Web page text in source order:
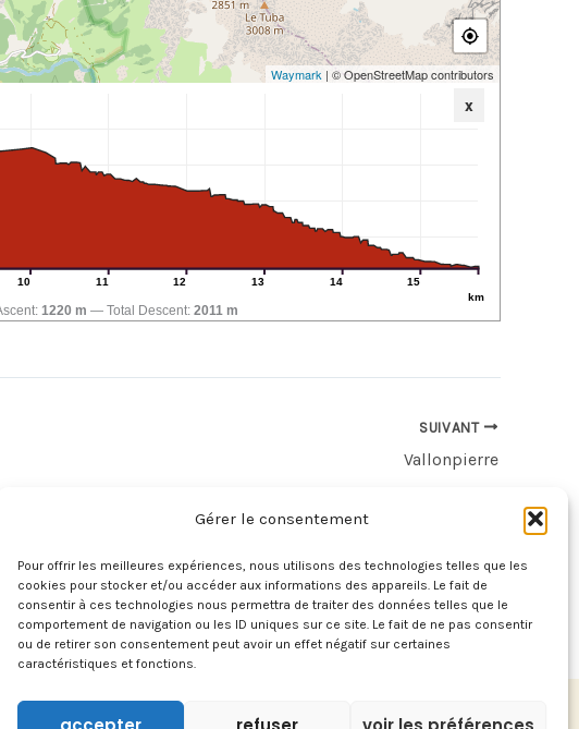
Gérer le consentement
Pour offrir les meilleures expériences, nous utilisons des technologies telles que les
cookies pour stocker et/ou accéder aux informations des appareils. Le fait de
consentir à ces technologies nous permettra de traiter des données telles que le
comportement de navigation ou les ID uniques sur ce site. Le fait de ne pas consentir
ou de retirer son consentement peut avoir un effet négatif sur certaines
caractéristiques et fonctions.
Waymark | © OpenStreetMap contributors
x
10 11 12 13 14 15
km
1220 m Total Descent: 2011 m
SUIVANT
Vallonpierre